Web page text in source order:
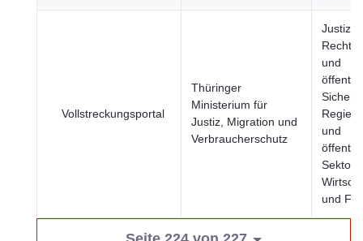
Vollstreckungsportal
Thüringer
Ministerium für
Justiz, Migration und
Verbraucherschutz
Justiz,
und
und
Sektor,
und